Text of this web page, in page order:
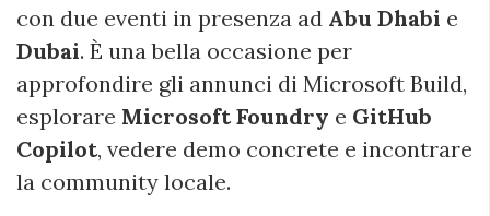
con due eventi in presenza ad Abu Dhabi e
Dubai. È una bella occasione per
approfondire gli annunci di Microsoft Build,
esplorare Microsoft Foundry e GitHub
Copilot, vedere demo concrete e incontrare
la community locale.